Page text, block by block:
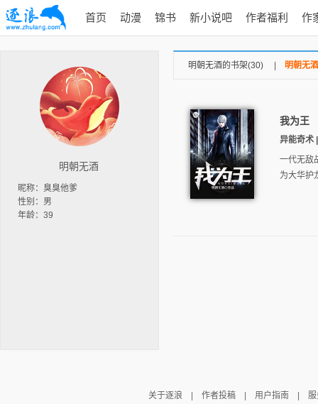
首页 动漫 锦书 新小说吧 作者福利 作
明朝无酒
昵称：臭臭他爹
性别：男
年龄：39
明朝无酒的书架(30) 明朝无
我为王
异能奇术
一代无敌
为大华护
关于逐浪 作者投稿| 用户指南 服